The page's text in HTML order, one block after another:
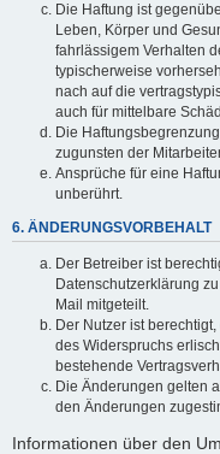
Die Haftung ist
Leben, Körper und
fahrlässigem Verhalten
typischerweise
nach auf die
auch für mittelbare
Die
zugunsten der
Ansprüche für eine
unberührt.
6. ÄNDERUNGSVORBEHALT
Der Betreiber ist
Datenschutzerklärung
Mail mitgeteilt.
Der Nutzer ist
des Widerspruchs
bestehende
Die Änderungen gelten
den Änderungen
Informationen über den